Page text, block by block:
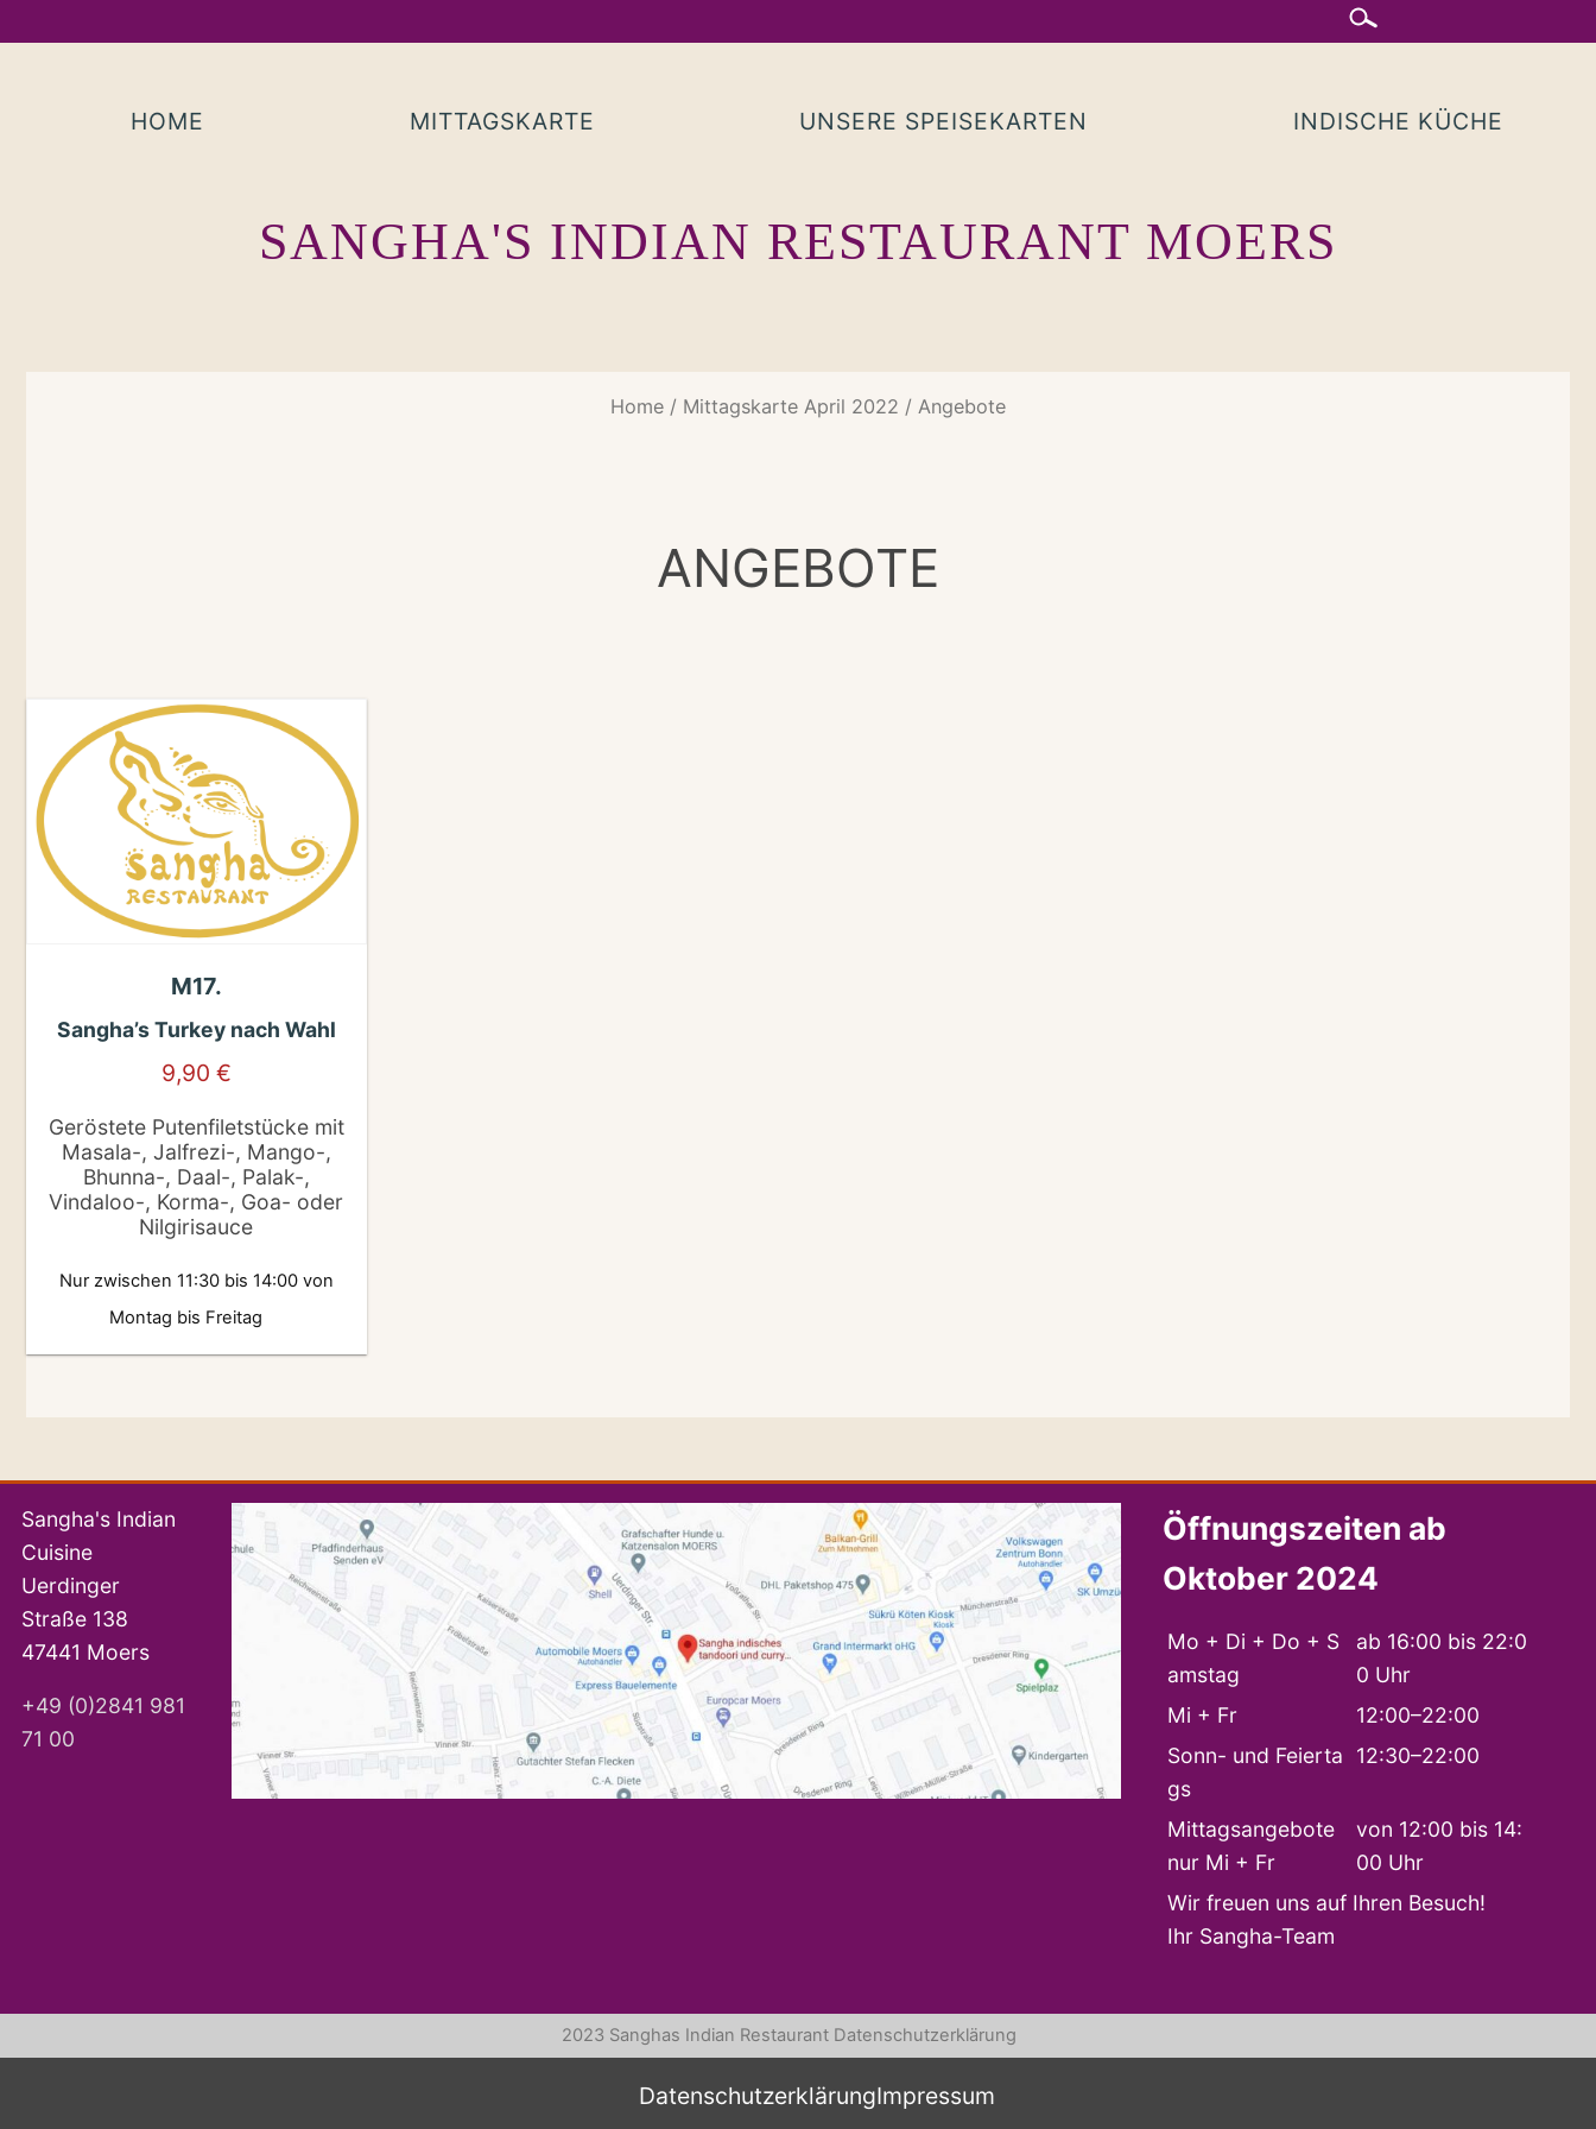
to
HOME MITTAGSKARTE UNSERE SPEISEKARTEN INDISCHE KÜCHE
SANGHA'S INDIAN RESTAURANT MOERS
Home/ Mittagskarte April 2022 / Angebote
ANGEBOTE
M17.
Sangha’s Turkey nach Wahl
9,90 €
Geröstete Putenfiletstücke mit
Masala-, Jalfrezi-, Mango-,
Bhunna-, Daal-, Palak-,
Vindaloo-, Korma-, Goa- oder
Nilgirisauce
Nur zwischen 11:30 bis 14:00 von
Montag bis Freitag
Sangha's Indian
Cuisine
Uerdinger
Straße 138
47441 Moers
+49 (0)2841 981
71 00
Öffnungszeiten ab
Oktober 2024
Mo + Di + Do + S
amstag
ab 16:00 bis 22:0
0 Uhr
Mi + Fr
12:00–22:00
Sonn- und Feierta
gs
12:30–22:00
Mittagsangebote
nur Mi + Fr
von 12:00 bis 14:
00 Uhr
Wir freuen uns auf Ihren Besuch!
Ihr Sangha-Team
2023 Sanghas Indian Restaurant Datenschutzerklärung
DatenschutzerklärungImpressum